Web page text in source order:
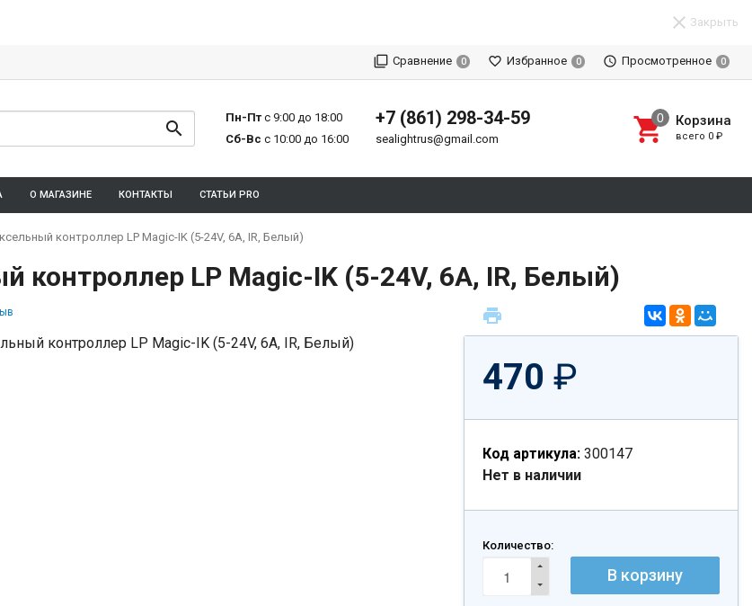
Закрыть
Сравнение 0 Избранное 0 Просмотренное 0
Пн-Птс 9:00 до 18:00
Сб-Вс с 10:00 до 16:00
+7 (861) 298-34-59
sealightrus@gmail.com
Корзина
всего 0 ₽
О МАГАЗИНЕ КОНТАКТЫ СТАТЬИ PRO
контроллер LP Magic-IK (5-24V, 6A, IR, Белый)
контроллер LP Magic-IK (5-24V, 6A, IR, Белый)
470 ₽
Код артикула: 300147
Нет в наличии
Количество:
В корзину